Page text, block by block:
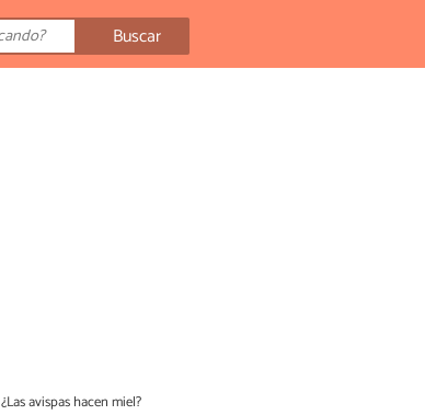
Buscar
¿Las avispas hacen miel?